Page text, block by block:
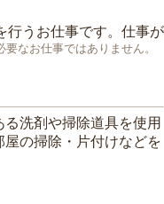
行うお仕事です。仕事
なお仕事ではありません。
洗剤や掃除道具を使用
屋の掃除・片付けなどを